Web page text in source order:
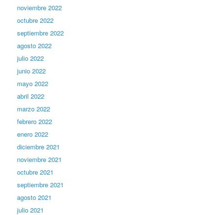
noviembre 2022
octubre 2022
septiembre 2022
agosto 2022
julio 2022
junio 2022
mayo 2022
abril 2022
marzo 2022
febrero 2022
enero 2022
diciembre 2021
noviembre 2021
octubre 2021
septiembre 2021
agosto 2021
julio 2021